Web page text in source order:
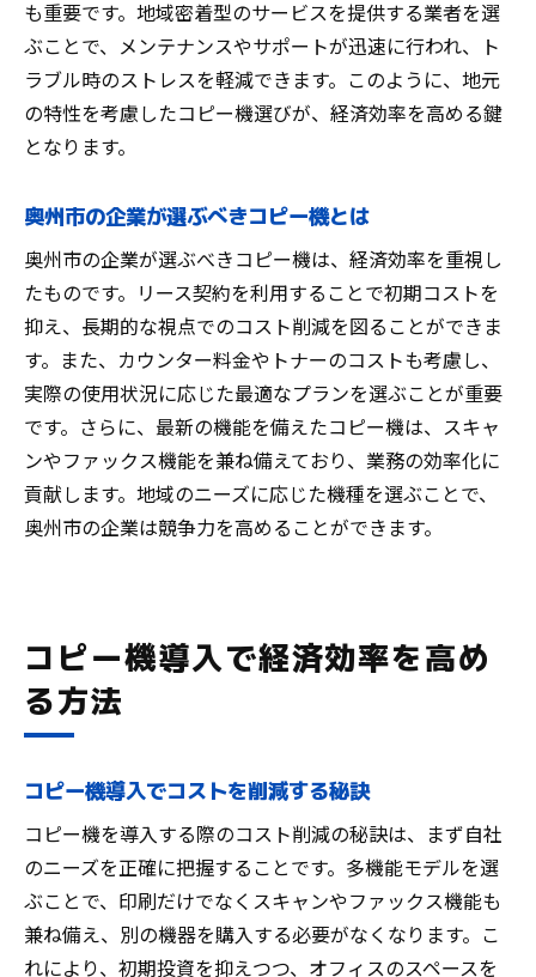
も重要です。地域密着型のサービスを提供する業者を選
ぶことで、メンテナンスやサポートが迅速に行われ、ト
ラブル時のストレスを軽減できます。このように、地元
の特性を考慮したコピー機選びが、経済効率を高める鍵
となります。
奥州市の企業が選ぶべきコピー機とは
奥州市の企業が選ぶべきコピー機は、経済効率を重視し
たものです。リース契約を利用することで初期コストを
抑え、長期的な視点でのコスト削減を図ることができま
す。また、カウンター料金やトナーのコストも考慮し、
実際の使用状況に応じた最適なプランを選ぶことが重要
です。さらに、最新の機能を備えたコピー機は、スキャ
ンやファックス機能を兼ね備えており、業務の効率化に
貢献します。地域のニーズに応じた機種を選ぶことで、
奥州市の企業は競争力を高めることができます。
コピー機導入で経済効率を高め
る方法
コピー機導入でコストを削減する秘訣
コピー機を導入する際のコスト削減の秘訣は、まず自社
のニーズを正確に把握することです。多機能モデルを選
ぶことで、印刷だけでなくスキャンやファックス機能も
兼ね備え、別の機器を購入する必要がなくなります。こ
れにより、初期投資を抑えつつ、オフィスのスペースを